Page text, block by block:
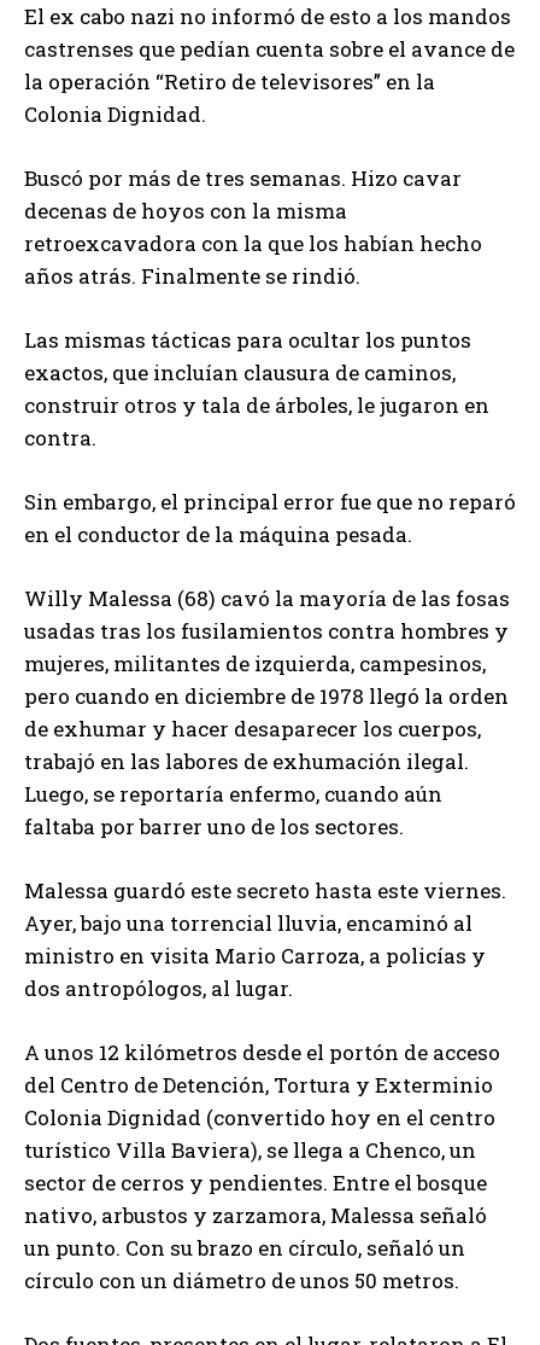
El ex cabo nazi no informó de esto a los mandos
castrenses que pedían cuenta sobre el avance de
la operación “Retiro de televisores” en la
Colonia Dignidad.
Buscó por más de tres semanas. Hizo cavar
decenas de hoyos con la misma
retroexcavadora con la que los habían hecho
años atrás. Finalmente se rindió.
Las mismas tácticas para ocultar los puntos
exactos, que incluían clausura de caminos,
construir otros y tala de árboles, le jugaron en
contra.
Sin embargo, el principal error fue que no reparó
en el conductor de la máquina pesada.
Willy Malessa (68) cavó la mayoría de las fosas
usadas tras los fusilamientos contra hombres y
mujeres, militantes de izquierda, campesinos,
pero cuando en diciembre de 1978 llegó la orden
de exhumar y hacer desaparecer los cuerpos,
trabajó en las labores de exhumación ilegal.
Luego, se reportaría enfermo, cuando aún
faltaba por barrer uno de los sectores.
Malessa guardó este secreto hasta este viernes.
Ayer, bajo una torrencial lluvia, encaminó al
ministro en visita Mario Carroza, a policías y
dos antropólogos, al lugar.
A unos 12 kilómetros desde el portón de acceso
del Centro de Detención, Tortura y Exterminio
Colonia Dignidad (convertido hoy en el centro
turístico Villa Baviera), se llega a Chenco, un
sector de cerros y pendientes. Entre el bosque
nativo, arbustos y zarzamora, Malessa señaló
un punto. Con su brazo en círculo, señaló un
círculo con un diámetro de unos 50 metros.